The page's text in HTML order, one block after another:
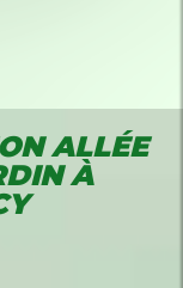
ALLÉE
À